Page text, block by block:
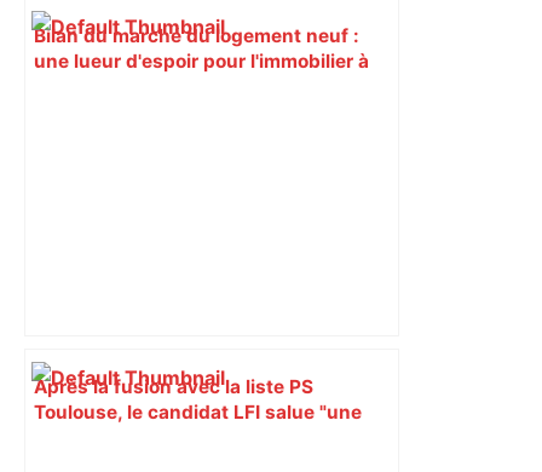
Bilan du marché du logement neuf :
une lueur d'espoir pour l'immobilier à
Après la fusion avec la liste PS
Toulouse, le candidat LFI salue "une